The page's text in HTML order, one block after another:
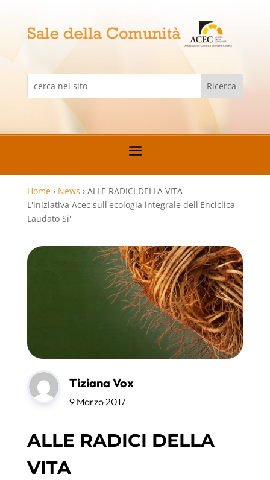
Home › News › ALLE RADICI DELLA VITA
L'iniziativa Acec sull'ecologia integrale dell'Enciclica
Laudato Si'
Tiziana Vox
9 Marzo 2017
ALLE RADICI DELLA
VITA